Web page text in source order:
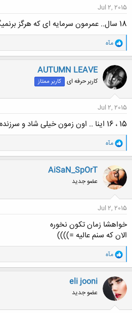
Jul 2, 2015
18 سال.. عمرمون سرمایه ای که هرگز برنمیگرده
و
ا
ک
ن
ش
ه
ا
مآه
AUTUMN LEAVE
کاربر حرفه ای کاربر ممتاز
Jul 2, 2015
15 ، 16 اینا .. اون زمون خیلی شاد و سرزنده تر بودم ...
و
ا
ک
ن
ش
ه
ا
مآه
AiSaN_SpOrT
عضو جدید
Jul 2, 2015
خواهشا زمان تکون نخوره
الان که سنم عالیه =))))
و
ا
ک
ن
ش
ه
ا
مآه
eli jooni
عضو جدید